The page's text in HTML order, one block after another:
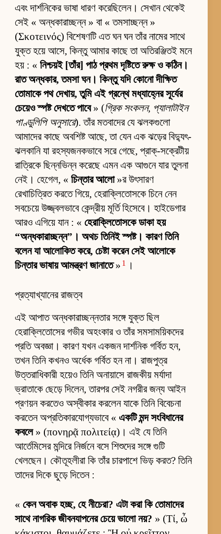
এবং দার্শনিকের ভাষা ধারণ করেছিলেন। সেখান থেকেই
সেই « অন্ধকারাচ্ছন্ন » বা « তমসাচ্ছন্ন »
(Σκοτεινός) বিশেষণটি এত ঘন ঘন তাঁর নামের সাথে
যুক্ত হয়ে আসে, কিন্তু আমার কাছে তা অতিরঞ্জিতই মনে
হয় : « নিশ্চয়ই [তাঁর] পাঠ প্রথম দৃষ্টিতে রুক্ষ ও কঠিন।
রাত অন্ধকার, তমসা ঘন। কিন্তু যদি কোনো দীক্ষিত
তোমাকে পথ দেখায়, তুমি এই গ্রন্থে মধ্যাহ্নের সূর্যের
চেয়েও স্পষ্ট দেখতে পাবে» (গ্রিক সংকলন, প্যালাটাইন
পাণ্ডুলিপি অনুসারে). তাঁর মতবাদের যে ঝলকগুলো
আমাদের কাছে অবশিষ্ট আছে, তা যেন এক ঝড়ের বিদ্যুৎ-
ঝলকানি যা রহস্যজনকভাবে সরে গেছে, প্রাক্-সক্রেটীয়
রাত্রিকে ছিন্নভিন্ন করেছে এমন এক আগুনে যার তুলনা
নেই। হেগেল, « চিন্তার আলো»র উৎসারণ
রেখাচিত্রিত করতে গিয়ে, হেরাক্লিতোসকে চিনে নেন
সবচেয়ে উজ্জ্বলভাবে কেন্দ্রীয় মূর্তি হিসেবে। হাইডেগার
আরও এগিয়ে যান : « হেরাক্লিতোসকে ডাকা হয়
“অন্ধকারাচ্ছন্ন”। অথচ তিনিই স্পষ্ট। কারণ তিনি
বলেন যা আলোকিত করে, চেষ্টা করেন সেই আলোকে
চিন্তার ভাষায় আমন্ত্রণ জানাতে» 1 ।
প্রত্যাখ্যানের রাজত্ব
এই আপাত অন্ধকারাচ্ছন্নতার সঙ্গে যুক্ত ছিল
হেরাক্লিতোসের গভীর অহংকার ও তাঁর সমসাময়িকদের
প্রতি অবজ্ঞা। কারণ যখন একজন দার্শনিক গর্বিত হন,
তখন তিনি কখনও অর্ধেক গর্বিত হন না। রাজপুত্র
উত্তরাধিকারী হয়েও তিনি অনায়াসে রাজকীয় মর্যাদা
ভ্রাতাকে ছেড়ে দিলেন, তারপর সেই নগরীর জন্য আইন
প্রণয়ন করতেও অস্বীকার করলেন যাকে তিনি বিবেচনা
করতেন অপ্রতিকারযোগ্যভাবে « একটি মন্দ সংবিধানের
কবলে» (πονηρᾷ πολιτείᾳ)। এই যে তিনি
আর্তেমিসের মন্দিরে নির্জনে বসে শিশুদের সঙ্গে গুটি
খেলছেন। কৌতূহলীরা কি তাঁর চারপাশে ভিড় করত? তিনি
তাদের দিকে ছুড়ে দিতেন :
« কেন অবাক হচ্ছ, হে নীচেরা? এটা করা কি তোমাদের
সাথে নাগরিক জীবনযাপনের চেয়ে ভালো নয়? » (Τί, ὦ